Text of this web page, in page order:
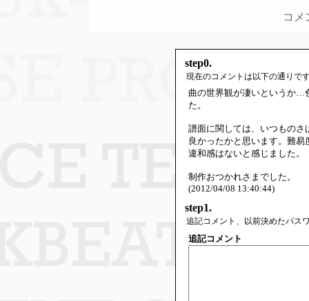
コメ
step0.
現在のコメントは以下の通りで
曲の世界観が凄いというか…
た。
譜面に関しては、いつもの
良かったかと思います。難
違和感はないと感じました。
制作おつかれさまでした。
(2012/04/08 13:40:44)
step1.
追記コメント、以前決めたパス
追記コメント